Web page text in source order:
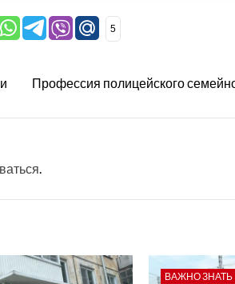
5
Профессия полицейского
.
ВАЖНО ЗНАТЬ